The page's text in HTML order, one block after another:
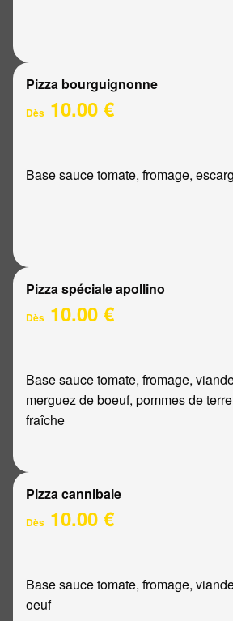
Pizza bourguignonne
Dès 10.00 €
Base sauce tomate, fromage,
Pizza spéciale apollino
Dès 10.00 €
Base sauce tomate, fromage,
merguez de boeuf, pommes de
fraîche
Pizza cannibale
Dès 10.00 €
Base sauce tomate, fromage,
oeuf